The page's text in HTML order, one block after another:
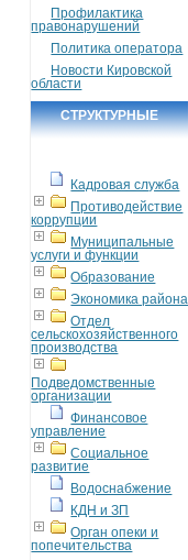
Профилактика
правонарушений
Политика оператора
Новости Кировской
области
СТРУКТУРНЫЕ
Кадровая служба
Противодействие
коррупции
Муниципальные
услуги и функции
Образование
Экономика района
Отдел
сельскохозяйственного
производства
Подведомственные
организации
Финансовое
управление
Социальное
развитие
Водоснабжение
КДН и ЗП
Орган опеки и
попечительства